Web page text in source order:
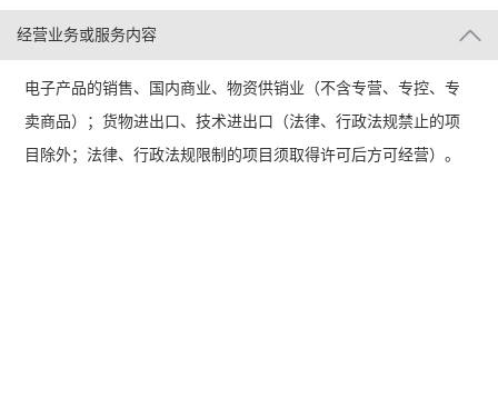
经营业务或服务内容
电子产品的销售、国内商业、物资供销业（不含专营、专控、专
卖商品）；货物进出口、技术进出口（法律、行政法规禁止的项
目除外；法律、行政法规限制的项目须取得许可后方可经营）。